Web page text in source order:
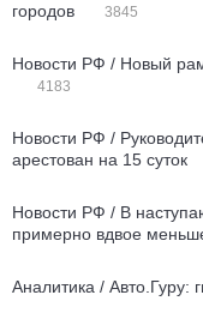
городов
3845
Новости РФ / Новый
4183
Новости РФ /
арестован на 15 суток
Новости РФ / В
примерно вдвое
Аналитика / Авто.Гуру: